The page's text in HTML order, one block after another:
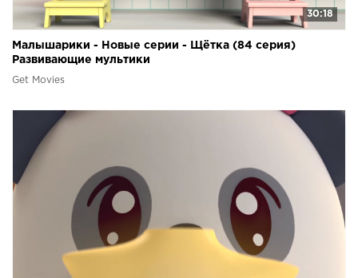
30:18
Малышарики - Новые серии - Щётка (84 серия)
Развивающие мультики
Get Movies